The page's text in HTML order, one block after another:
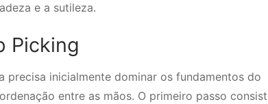
e a sutileza.
Picking
inicialmente dominar os fundamentos do
entre as mãos. O primeiro passo